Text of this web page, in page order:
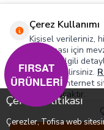
Çerez Politikası
Çerezler, Tofisa web
0
Hızlı Erişim
Sosyal
Adres & İletişim
Çerez Kullanımı
Kişisel verileriniz,
sunulması için
Konuyla ilgili
inceleyebilirsiniz.
yalnızca internet
kullanılacaktır.
FIRSAT
ÜRÜNLERİ